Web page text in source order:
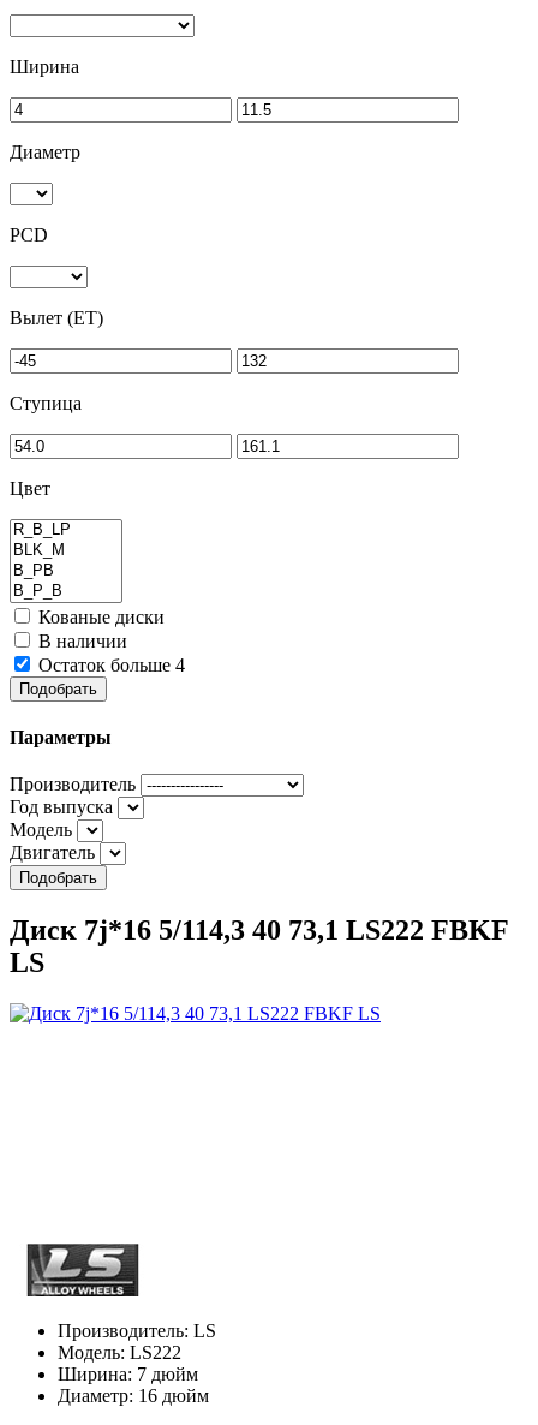
Ширина
Диаметр
PCD
Вылет (ET)
Ступица
Цвет
Кованые диски
В наличии
Остаток больше 4
Подобрать
Параметры
Производитель
Год выпуска
Модель
Двигатель
Подобрать
Диск 7j*16 5/114,3 40 73,1 LS222 FBKF
LS
Производитель: LS
Модель: LS222
Ширина: 7 дюйм
Диаметр: 16 дюйм